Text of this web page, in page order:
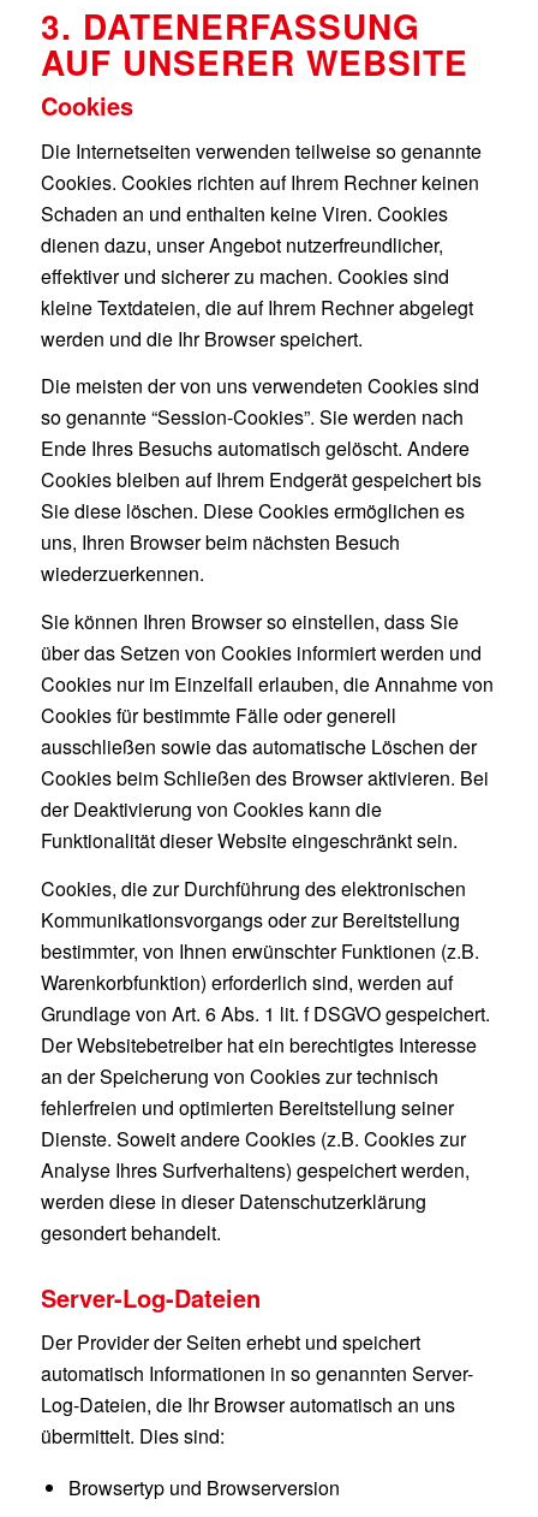
3. DATENERFASSUNG
AUF UNSERER WEBSITE
Cookies
Die Internetseiten verwenden teilweise so genannte
Cookies. Cookies richten auf Ihrem Rechner keinen
Schaden an und enthalten keine Viren. Cookies
dienen dazu, unser Angebot nutzerfreundlicher,
effektiver und sicherer zu machen. Cookies sind
kleine Textdateien, die auf Ihrem Rechner abgelegt
werden und die Ihr Browser speichert.
Die meisten der von uns verwendeten Cookies sind
so genannte “Session-Cookies”. Sie werden nach
Ende Ihres Besuchs automatisch gelöscht. Andere
Cookies bleiben auf Ihrem Endgerät gespeichert bis
Sie diese löschen. Diese Cookies ermöglichen es
uns, Ihren Browser beim nächsten Besuch
wiederzuerkennen.
Sie können Ihren Browser so einstellen, dass Sie
über das Setzen von Cookies informiert werden und
Cookies nur im Einzelfall erlauben, die Annahme von
Cookies für bestimmte Fälle oder generell
ausschließen sowie das automatische Löschen der
Cookies beim Schließen des Browser aktivieren. Bei
der Deaktivierung von Cookies kann die
Funktionalität dieser Website eingeschränkt sein.
Cookies, die zur Durchführung des elektronischen
Kommunikationsvorgangs oder zur Bereitstellung
bestimmter, von Ihnen erwünschter Funktionen (z.B.
Warenkorbfunktion) erforderlich sind, werden auf
Grundlage von Art. 6 Abs. 1 lit. f DSGVO gespeichert.
Der Websitebetreiber hat ein berechtigtes Interesse
an der Speicherung von Cookies zur technisch
fehlerfreien und optimierten Bereitstellung seiner
Dienste. Soweit andere Cookies (z.B. Cookies zur
Analyse Ihres Surfverhaltens) gespeichert werden,
werden diese in dieser Datenschutzerklärung
gesondert behandelt.
Server-Log-Dateien
Der Provider der Seiten erhebt und speichert
automatisch Informationen in so genannten Server-
Log-Dateien, die Ihr Browser automatisch an uns
übermittelt. Dies sind:
Browsertyp und Browserversion